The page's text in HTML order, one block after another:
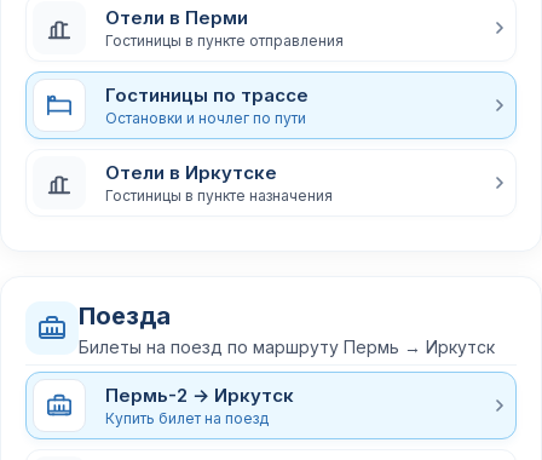
Отели в Перми
Гостиницы в пункте отправления
Гостиницы по трассе
Остановки и ночлег по пути
Отели в Иркутске
Гостиницы в пункте назначения
Поезда
Билеты на поезд по маршруту Пермь → Иркутск
Пермь-2 → Иркутск
Купить билет на поезд